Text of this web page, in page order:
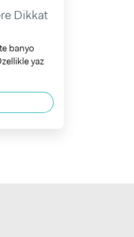
Dikkat
banyo
yaz